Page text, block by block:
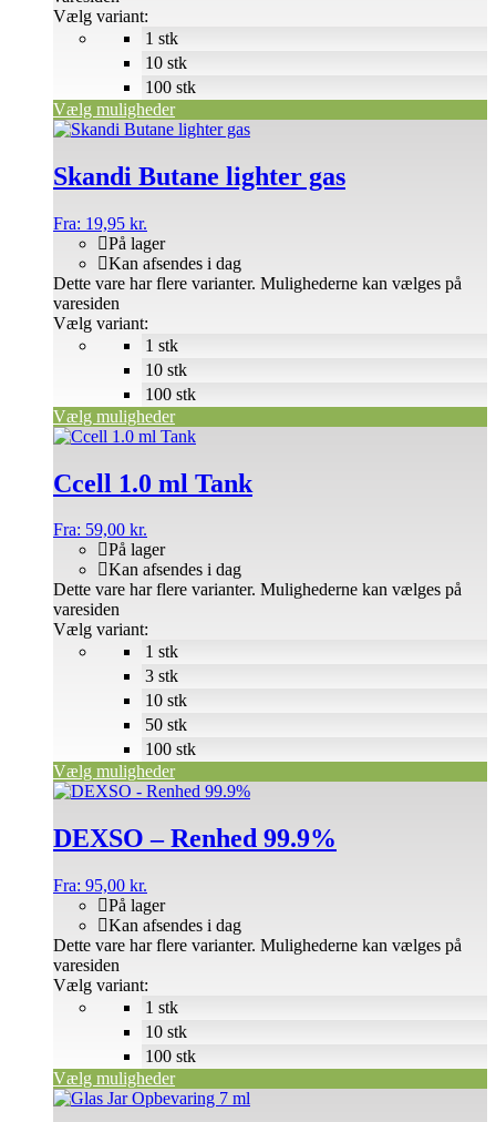
Vælg variant:
Vælg muligheder
1 stk
10 stk
100 stk
Skandi Butane lighter gas
Fra: 19,95 kr.
På lager
Kan afsendes i dag
Vælg variant:
Vælg muligheder
Dette vare har flere varianter. Mulighederne kan vælges på
varesiden
1 stk
10 stk
100 stk
Ccell 1.0 ml Tank
Fra: 59,00 kr.
På lager
Kan afsendes i dag
Vælg variant:
Vælg muligheder
Dette vare har flere varianter. Mulighederne kan vælges på
varesiden
1 stk
3 stk
10 stk
50 stk
100 stk
DEXSO – Renhed 99.9%
Fra: 95,00 kr.
På lager
Kan afsendes i dag
Vælg variant:
Vælg muligheder
Dette vare har flere varianter. Mulighederne kan vælges på
varesiden
1 stk
10 stk
100 stk